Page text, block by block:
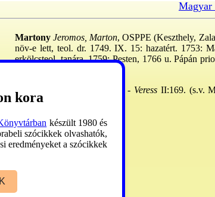
Martony Jeromos, Marton, OSPPE (Keszthely,
növ-e lett, teol. dr. 1749. IX. 15: hazatért. 1753:
erkölcsteol. tanára. 1759: Pesten, 1766 u. Pápán
Szinnyei
VIII:735. (Márton!) - Veress II:169. (s.v.
említi!)
kora
készült 1980 és
szócikkek olvashatók,
eredményeket a szócikkek